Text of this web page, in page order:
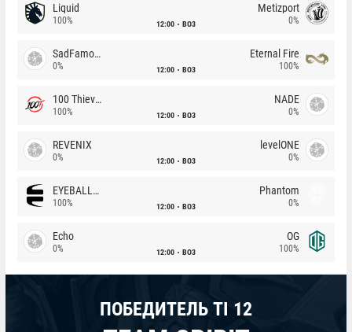
Liquid
100% 12:00 BO3
Metizport
0%
SadFamous
0% 12:00 BO3
Eternal Fire
100%
100 Thieves
100% 12:00 BO3
NADE
0%
REVENIX
0% 12:00 BO3
levelONE
0%
EYEBALLERS
100% 12:00 BO3
Phantom
0%
Echo
0% 12:00 BO3
OG
100%
ПОБЕДИТЕЛЬ TI 12